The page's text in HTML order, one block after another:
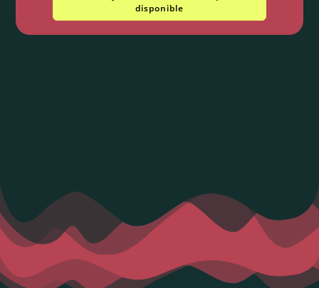
disponible